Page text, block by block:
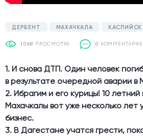
ДЕРБЕНТ МАХАЧКАЛА КАСПИЙСК
1068 ПРОСМОТРА 0
1. И снова ДТП. Один человек
в результате очередной аварии в
2. Ибрагим и его курицы! 10 летний
Махачкалы вот уже несколько лет
бизнес.
3. В Дагестане учатся грести,